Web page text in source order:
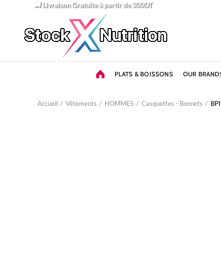
🚚 Livraison Gratuiteà partir de 300DT
PLATS & BOISSONS OUR
Accueil Vêtements HOMMES Casquettes - Bonnets